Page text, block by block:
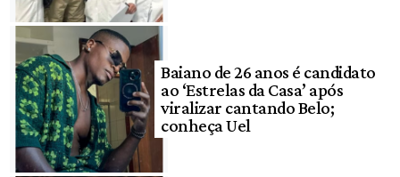
Baiano de 26 anos é candidato
ao ‘Estrelas da Casa’ após
viralizar cantando Belo;
conheça Uel